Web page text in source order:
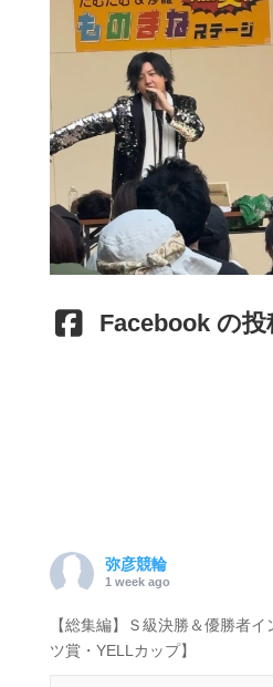
Facebook の投
弥彦競輪
1 week ago
【総集編】Ｓ級決勝＆優勝者
ツ賞・YELLカップ】